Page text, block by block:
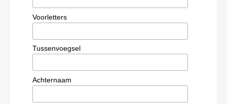
Voorletters
Tussenvoegsel
Achternaam